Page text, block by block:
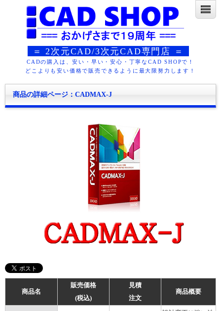
＝ 2次元CAD/3次元CAD専門店 ＝
CADの購入は、安い・早い・安心・丁寧なCAD SHOPで！
どこよりも安い価格で販売できるように最大限努力します！
商品の詳細ページ：CADMAX-J
商品名
販売価格
(税込)
見積
注文
商品概要